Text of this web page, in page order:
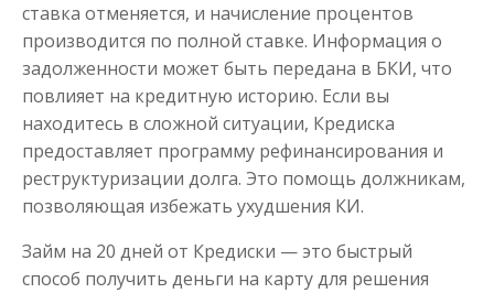
ставка отменяется, и начисление процентов
производится по полной ставке. Информация о
задолженности может быть передана в БКИ, что
повлияет на кредитную историю. Если вы
находитесь в сложной ситуации, Кредиска
предоставляет программу рефинансирования и
реструктуризации долга. Это помощь должникам,
позволяющая избежать ухудшения КИ.
Займ на 20 дней от Кредиски — это быстрый
способ получить деньги на карту для решения